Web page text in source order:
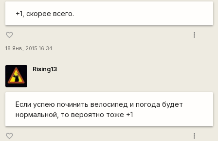
+1, скорее всего.
favorite_border
18 Янв, 2015 16:34
more_vert
Rising13
Если успею починить велосипед и погода будет
нормальной, то вероятно тоже +1
favorite_border more_vert